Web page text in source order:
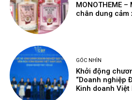
MONOTHEME
chân dung cảm
GÓC NHÌN
Khởi động
“Doanh nghiệp
Kinh doanh Việt